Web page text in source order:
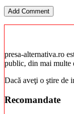
presa-alternativa.ro
public, din mai multe
Dacă aveţi o ştire de
Recomandate